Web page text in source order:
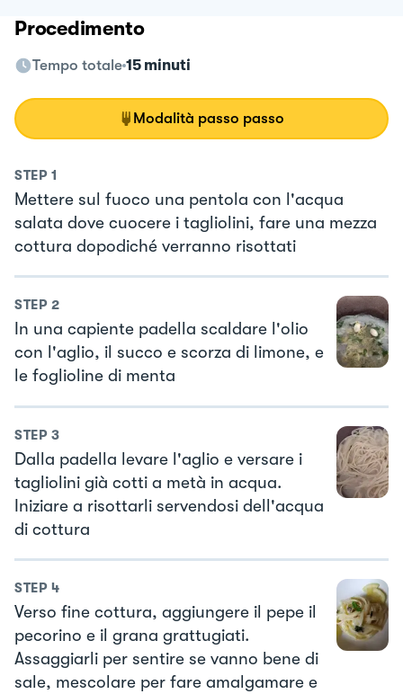
Procedimento
Tempo totale 15 minuti
Modalità passo passo
STEP 1
Mettere sul fuoco una pentola con l'acqua
salata dove cuocere i tagliolini, fare una mezza
cottura dopodiché verranno risottati
STEP 2
In una capiente padella scaldare l'olio
con l'aglio, il succo e scorza di limone, e
le foglioline di menta
STEP 3
Dalla padella levare l'aglio e versare i
tagliolini già cotti a metà in acqua.
Iniziare a risottarli servendosi dell'acqua
di cottura
STEP 4
Verso fine cottura, aggiungere il pepe il
pecorino e il grana grattugiati.
Assaggiarli per sentire se vanno bene di
sale, mescolare per fare amalgamare e